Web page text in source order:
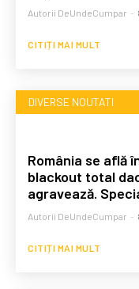
Autorii DeUndeCumpar -
CITIȚI MAI MULT
DIVERSE NOUTATI
România se află
blackout total
agravează.
Autorii DeUndeCumpar -
CITIȚI MAI MULT